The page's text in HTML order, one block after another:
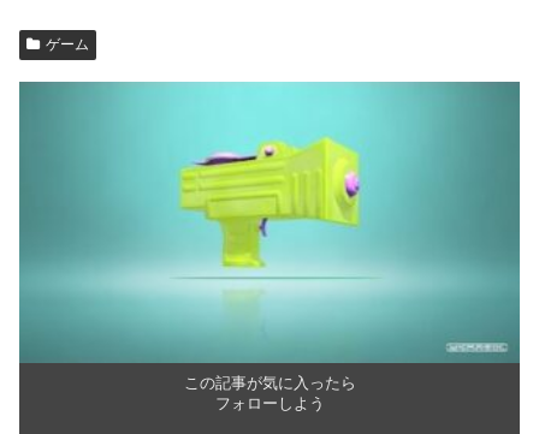
ゲーム
この記事が気に入ったら
フォローしよう